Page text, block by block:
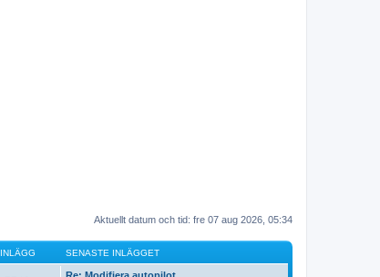
Aktuellt datum och tid: fre 07 aug 2026, 05:34
INLÄGG SENASTE INLÄGGET